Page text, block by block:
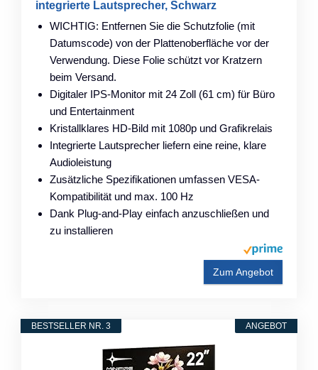
integrierte Lautsprecher, Schwarz
WICHTIG: Entfernen Sie die Schutzfolie (mit
Datumscode) von der Plattenoberfläche vor der
Verwendung. Diese Folie schützt vor Kratzern
beim Versand.
Digitaler IPS-Monitor mit 24 Zoll (61 cm) für Büro
und Entertainment
Kristallklares HD-Bild mit 1080p und Grafikrelais
Integrierte Lautsprecher liefern eine reine, klare
Audioleistung
Zusätzliche Spezifikationen umfassen VESA-
Kompatibilität und max. 100 Hz
Dank Plug-and-Play einfach anzuschließen und
zu installieren
Zum Angebot
ANGEBOT
BESTSELLER NR. 3